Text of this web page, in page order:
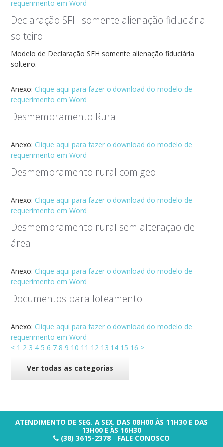
requerimento em Word
Declaração SFH somente alienação fiduciária
solteiro
Modelo de Declaração SFH somente alienação fiduciária
solteiro.
Anexo: Clique aqui para fazer o download do modelo de
requerimento em Word
Desmembramento Rural
Anexo: Clique aqui para fazer o download do modelo de
requerimento em Word
Desmembramento rural com geo
Anexo: Clique aqui para fazer o download do modelo de
requerimento em Word
Desmembramento rural sem alteração de
área
Anexo: Clique aqui para fazer o download do modelo de
requerimento em Word
Documentos para loteamento
Anexo: Clique aqui para fazer o download do modelo de
requerimento em Word
< 1 2 3 4 5 6 7 8 9 10 11 12 13 14 15 16 >
Ver todas as categorias
ATENDIMENTO DE SEG. A SEX. DAS 08H00 ÀS 11H30 E DAS
13H00 E ÀS 16H30
(38) 3615-2378
FALE CONOSCO